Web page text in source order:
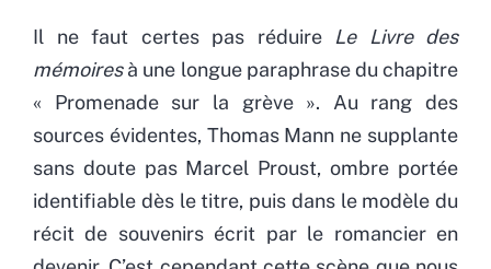
Il ne faut certes pas réduire Le Livre des
mémoiresà une longue paraphrase du chapitre
« Promenade sur la grève ». Au rang des
sources évidentes, Thomas Mann ne supplante
sans doute pas Marcel Proust, ombre portée
identifiable dès le titre, puis dans le modèle du
récit de souvenirs écrit par le romancier en